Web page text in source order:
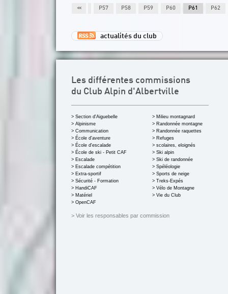
<<
P56 P57 P58 P59 P60 P61 P62
actualités du club
Les différentes commissions
du Club Alpin d'Albertville
> Section d'Aiguebelle
> Alpinisme
> Communication
> École d'aventure
> École d'escalade
> École de ski - Petit CAF
> Escalade
> Escalade compétition
> Extra-sportif
> Sécurité - Formation
> HandiCAF
> Matériel
> OpenCAF
> Milieu montagnard
> Randonnée montagne
> Randonnée raquettes
> Refuges
> scolaires, eloignés
> Ski alpin
> Ski de randonnée
> Spéléologie
> Sports de neige
> Treks-Expés
> Vélo de Montagne
> Vie du Club
> Voir les responsables par commission